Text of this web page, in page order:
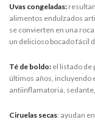
Uvas congeladas:
alimentos endulzados
se convierten en una
un delicioso bocado fácil
Té de boldo: el listado de
últimos años, incluyendo
antiinflamatoria,
Ciruelas secas: ayudan